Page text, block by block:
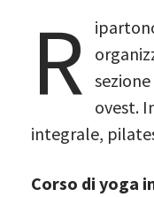
R ovest.
integrale,
Corso di yoga